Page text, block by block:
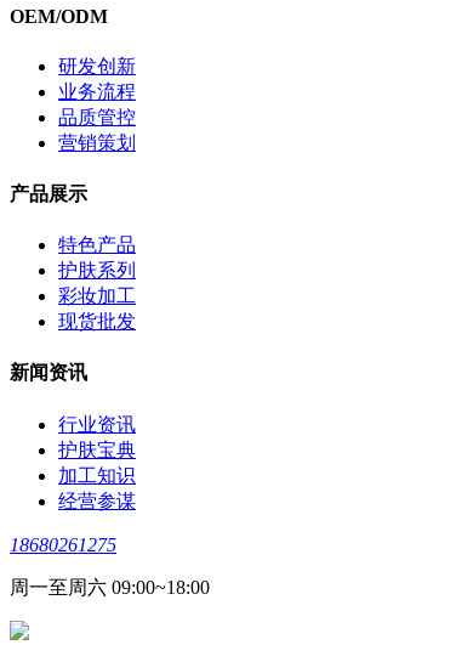
OEM/ODM
研发创新
业务流程
品质管控
营销策划
产品展示
特色产品
护肤系列
彩妆加工
现货批发
新闻资讯
行业资讯
护肤宝典
加工知识
经营参谋
18680261275
周一至周六 09:00~18:00